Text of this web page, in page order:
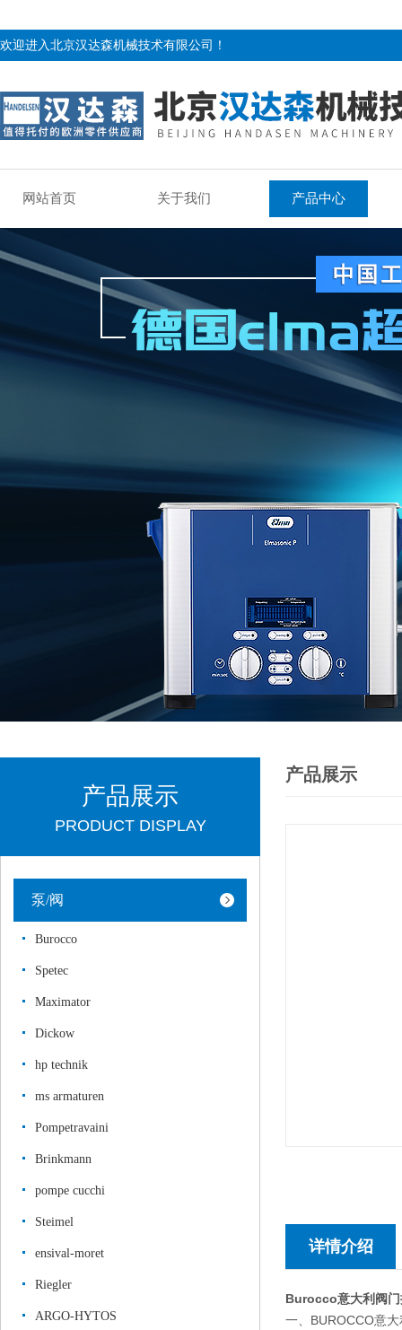
欢迎进入北京汉达森机械技术有限公司！
网站首页 关于我们 产品中心
产品展示
PRODUCT DISPLAY
泵/阀
Burocco
Spetec
Maximator
Dickow
hp technik
ms armaturen
Pompetravaini
Brinkmann
pompe cucchi
Steimel
ensival-moret
Riegler
ARGO-HYTOS
产品展示
详情介绍
Burocco意大利阀
一、BUROCCO意